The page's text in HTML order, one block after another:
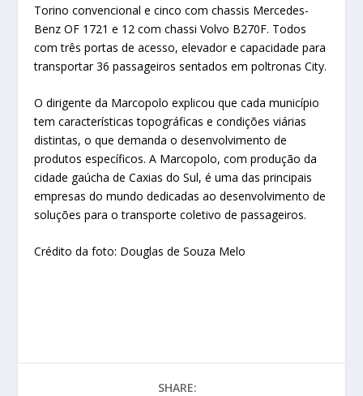
Torino convencional e cinco com chassis Mercedes-
Benz OF 1721 e 12 com chassi Volvo B270F. Todos
com três portas de acesso, elevador e capacidade para
transportar 36 passageiros sentados em poltronas City.
O dirigente da Marcopolo explicou que cada município
tem características topográficas e condições viárias
distintas, o que demanda o desenvolvimento de
produtos específicos. A Marcopolo, com produção da
cidade gaúcha de Caxias do Sul, é uma das principais
empresas do mundo dedicadas ao desenvolvimento de
soluções para o transporte coletivo de passageiros.
Crédito da foto: Douglas de Souza Melo
SHARE: